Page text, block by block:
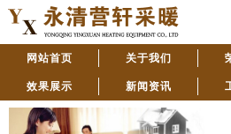
网站首页 关于我们
效果展示 新闻资讯